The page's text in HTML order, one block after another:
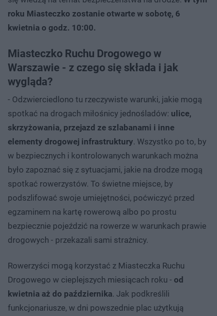
roku Miasteczko zostanie otwarte w sobotę, 6
kwietnia o godz. 10:00.
Miasteczko Ruchu Drogowego w
Warszawie - z czego się składa i jak
wygląda?
- Odzwierciedlono tu rzeczywiste warunki, jakie mogą
spotkać na drogach miłośnicy jednośladów: ulice,
skrzyżowania, przejazd ze szlabanami i inne
elementy drogowej infrastruktury. Wszystko po to, by
w bezpiecznych i kontrolowanych warunkach można
było zapoznać się z sytuacjami, jakie na drodze mogą
spotkać rowerzystów. To świetne miejsce, by
podszlifować swoje umiejętności, poćwiczyć przed
egzaminem na kartę rowerową albo po prostu
bezpiecznie pojeździć na rowerze w warunkach prawie
drogowych - przekazali sami strażnicy.
Rowerzyści mogą korzystać z Miasteczka Ruchu
Drogowego w cieplejszych miesiącach roku - od
kwietnia aż do października. Jak podkreślili
funkcjonariusze, w dni powszednie plac użytkują